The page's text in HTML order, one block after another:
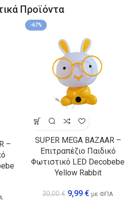
Προϊόντα
–
-67%
SUPER MEGA BAZAAR –
Επιτραπέζιο Παιδικό
Φωτιστικό LED Decobebe
Yellow Rabbit
30,00€ 9,99 € με ΦΠΑ